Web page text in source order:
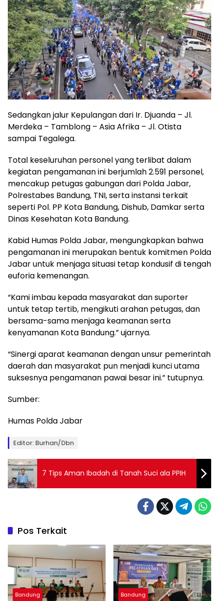
Sedangkan jalur Kepulangan dari Ir. Djuanda – Jl.
Merdeka – Tamblong – Asia Afrika – Jl. Otista
sampai Tegalega.
Total keseluruhan personel yang terlibat dalam
kegiatan pengamanan ini berjumlah 2.591 personel,
mencakup petugas gabungan dari Polda Jabar,
Polrestabes Bandung, TNI, serta instansi terkait
seperti Pol. PP Kota Bandung, Dishub, Damkar serta
Dinas Kesehatan Kota Bandung.
Kabid Humas Polda Jabar, mengungkapkan bahwa
pengamanan ini merupakan bentuk komitmen Polda
Jabar untuk menjaga situasi tetap kondusif di tengah
euforia kemenangan.
“Kami imbau kepada masyarakat dan suporter
untuk tetap tertib, mengikuti arahan petugas, dan
bersama-sama menjaga keamanan serta
kenyamanan Kota Bandung.” ujarnya.
“Sinergi aparat keamanan dengan unsur pemerintah
daerah dan masyarakat pun menjadi kunci utama
suksesnya pengamanan pawai besar ini.” tutupnya.
Sumber:
Humas Polda Jabar
Editor: Burhan/Dbn
7 Tips Aman Ibadah di Tanah Suci ala PPIH
Pos Terkait
Bandung Bandung